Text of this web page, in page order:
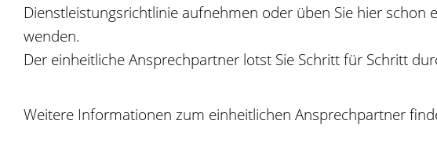
Dienstleistungsrichtlinie aufnehmen oder üben Sie hier
wenden.
Der einheitliche Ansprechpartner lotst Sie Schritt für Schritt
Weitere Informationen zum einheitlichen Ansprechpartner